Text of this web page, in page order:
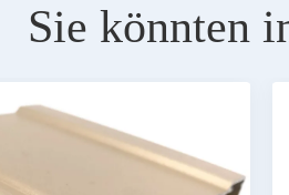
Sie könnten